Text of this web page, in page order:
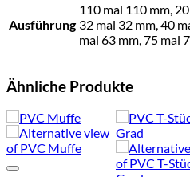
Ausführung
110 mal 110 mm,
32 mal 32 mm, 40
mal 63 mm, 75 mal
Ähnliche Produkte